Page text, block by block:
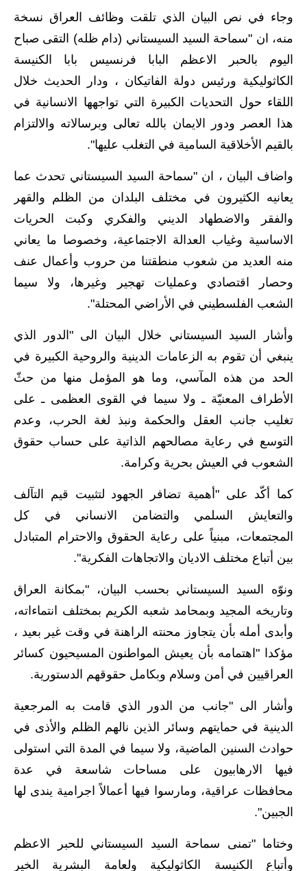
المدارس
اخبار وقرارات وزارة التربية
نتائج الامتحانات
المرحلة الابتدائية
المرحلة الاعدادية
اسئلة وزارية
المرحلة الابتدائية
المرحلة المتوسطة
مرشحات
المرحلة الابتدائية
المرحلة المتوسطة
المرحلة الاعدادية
المرحلة الابتدائية
المرحلة المتوسطة
ملازم دراسية
المرحلة الابتدائية
المرحلة المتوسطة
المرحلة الاعدادية
دروس
المرحلة الابتدائية
المرحلة المتوسطة
مواضيع انشاء
وجاء في نص البيان الذي تلقت وظائف العراق نسخة
منه، ان "سماحة السيد السيستاني (دام ظله) التقى صباح
اليوم بالحبر الاعظم البابا فرنسيس بابا الكنيسة
الكاثوليكية ورئيس دولة الفاتيكان ، ودار الحديث خلال
اللقاء حول التحديات الكبيرة التي تواجهها الانسانية في
هذا العصر ودور الايمان بالله تعالى وبرسالاته والالتزام
بالقيم الأخلاقية السامية في التغلب عليها".
واضاف البيان ، ان "سماحة السيد السيستاني تحدث عما
يعانيه الكثيرون في مختلف البلدان من الظلم والقهر
والفقر والاضطهاد الديني والفكري وكبت الحريات
الاساسية وغياب العدالة الاجتماعية، وخصوصا ما يعاني
منه العديد من شعوب منطقتنا من حروب وأعمال عنف
وحصار اقتصادي وعمليات تهجير وغيرها، ولا سيما
الشعب الفلسطيني في الأراضي المحتلة".
وأشار السيد السيستاني خلال البيان الى "الدور الذي
ينبغي أن تقوم به الزعامات الدينية والروحية الكبيرة في
الحد من هذه المآسي، وما هو المؤمل منها من حثّ
الأطراف المعنيّة ـ ولا سيما في القوى العظمى ـ على
تغليب جانب العقل والحكمة ونبذ لغة الحرب، وعدم
التوسع في رعاية مصالحهم الذاتية على حساب حقوق
الشعوب في العيش بحرية وكرامة.
كما أكّد على "أهمية تضافر الجهود لتثبيت قيم التآلف
والتعايش السلمي والتضامن الانساني في كل
المجتمعات، مبنياً على رعاية الحقوق والاحترام المتبادل
بين أتباع مختلف الاديان والاتجاهات الفكرية".
ونوّه السيد السيستاني بحسب البيان، "بمكانة العراق
وتاريخه المجيد وبمحامد شعبه الكريم بمختلف انتماءاته،
وأبدى أمله بأن يتجاوز محنته الراهنة في وقت غير بعيد ،
مؤكدا "اهتمامه بأن يعيش المواطنون المسيحيون كسائر
العراقيين في أمن وسلام وبكامل حقوقهم الدستورية.
وأشار الى "جانب من الدور الذي قامت به المرجعية
الدينية في حمايتهم وسائر الذين نالهم الظلم والأذى في
حوادث السنين الماضية، ولا سيما في المدة التي استولى
فيها الارهابيون على مساحات شاسعة في عدة
محافظات عراقية، ومارسوا فيها أعمالاً اجرامية يندى لها
الجبين".
وختاما "تمنى سماحة السيد السيستاني للحبر الاعظم
وأتباع الكنيسة الكاثوليكية ولعامة البشرية الخير